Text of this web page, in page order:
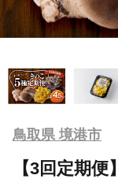
鳥取県 境港市
【3回定期